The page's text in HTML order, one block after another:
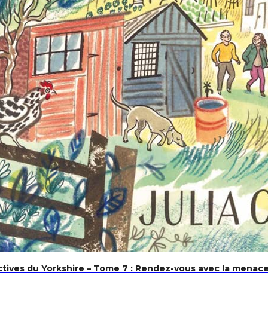
– Histoire, gloires et déboires de l’entreprise V and
la franchise internationale
du Yorkshire – Tome 7 : Rendez-vous avec la